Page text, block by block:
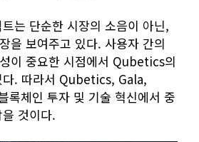
는 단순한 시장의 소음이 아닌,
을 보여주고 있다. 사용자 간의
이 중요한 시점에서 Qubetics의
다. 따라서 Qubetics, Gala,
록체인 투자 및 기술 혁신에서 중
것이다.